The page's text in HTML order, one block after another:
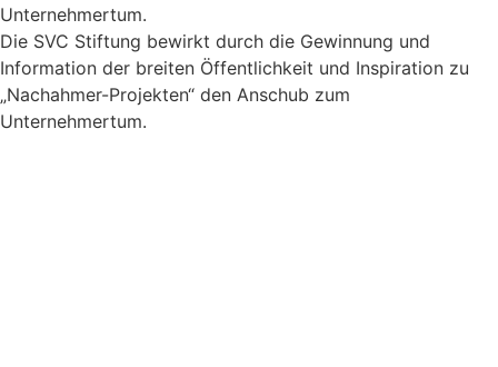
Unternehmertum.
Die SVC Stiftung bewirkt durch die Gewinnung und
Information der breiten Öffentlichkeit und Inspiration zu
„Nachahmer-Projekten“ den Anschub zum
Unternehmertum.